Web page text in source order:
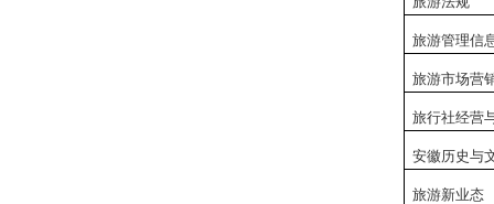
旅游管理信
旅游市场营
旅行社经营
安徽历史与
旅游新业态